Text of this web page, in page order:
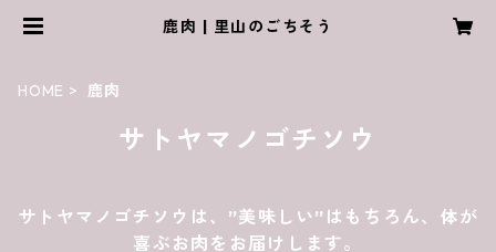
鹿肉 | 里山のごちそう
HOME 鹿肉
サトヤマノゴチソウ
サトヤマノゴチソウは、”美味しい”はもちろん、体が
喜ぶお肉をお届けします。